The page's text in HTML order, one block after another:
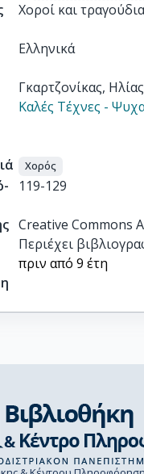
Χοροί και
Ελληνικά
Γκαρτζονίκας,
Καλές Τέχνες -
Χορός
119-129
Creative Commons
Περιέχει
πριν από 9 έτη